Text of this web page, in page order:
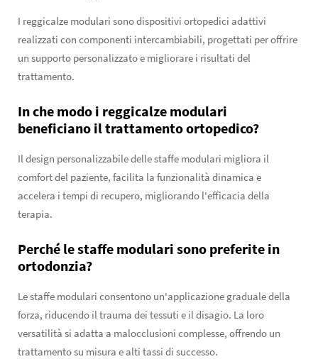
I reggicalze modulari sono dispositivi ortopedici adattivi
realizzati con componenti intercambiabili, progettati per offrire
un supporto personalizzato e migliorare i risultati del
trattamento.
In che modo i reggicalze modulari
beneficiano il trattamento ortopedico?
Il design personalizzabile delle staffe modulari migliora il
comfort del paziente, facilita la funzionalità dinamica e
accelera i tempi di recupero, migliorando l'efficacia della
terapia.
Perché le staffe modulari sono preferite in
ortodonzia?
Le staffe modulari consentono un'applicazione graduale della
forza, riducendo il trauma dei tessuti e il disagio. La loro
versatilità si adatta a malocclusioni complesse, offrendo un
trattamento su misura e alti tassi di successo.